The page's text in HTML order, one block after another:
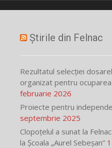
Știrile din Felnac
Rezultatul selecției
organizat pentru
februarie 2026
Proiecte pentru
septembrie 2025
Clopoțelul a sunat la
la Școala „Aurel Sebeșan”